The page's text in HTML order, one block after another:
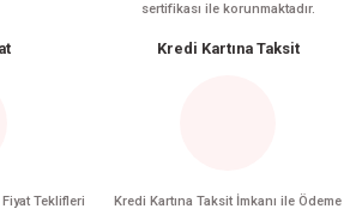
sertifikası ile korunmaktadır.
Teklifleri
Kredi Kartına Taksit
Kredi Kartına Taksit İmkanı ile Ödeme